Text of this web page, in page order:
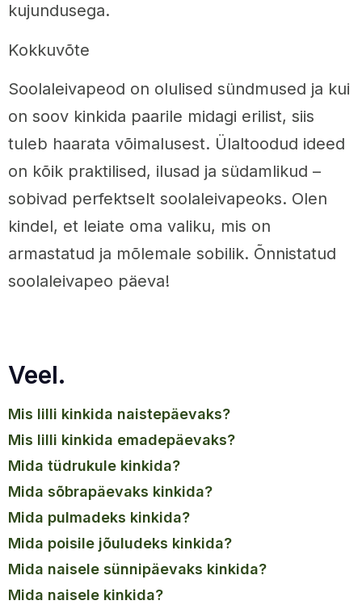
kujundusega.
Kokkuvõte
Soolaleivapeod on olulised sündmused ja kui
on soov kinkida paarile midagi erilist, siis
tuleb haarata võimalusest. Ülaltoodud ideed
on kõik praktilised, ilusad ja südamlikud –
sobivad perfektselt soolaleivapeoks. Olen
kindel, et leiate oma valiku, mis on
armastatud ja mõlemale sobilik. Õnnistatud
soolaleivapeo päeva!
Veel.
mis lilli kinkida naistepäevaks?
mis lilli kinkida emadepäevaks?
mida tüdrukule kinkida?
mida sõbrapäevaks kinkida?
mida pulmadeks kinkida?
mida poisile jõuludeks kinkida?
mida naisele sünnipäevaks kinkida?
mida naisele kinkida?